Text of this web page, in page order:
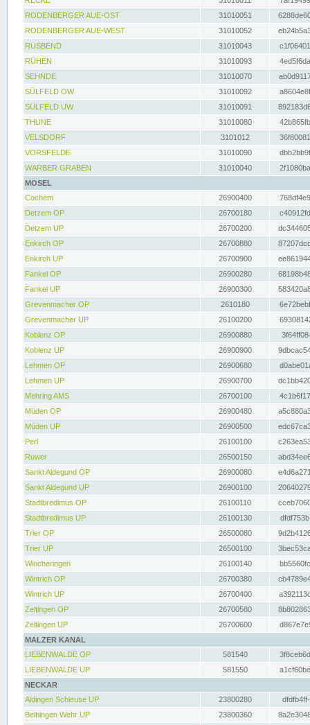
RODENBERGER AUE-OST
31010051
RODENBERGER AUE-WEST
31010052
RUSBEND
31010043
RÜHEN
31010093
SEHNDE
31010070
SÜLFELD OW
31010092
SÜLFELD UW
31010091
THUNE
31010080
VELSDORF
3101012
VORSFELDE
31010090
WARBER GRABEN
31010040
MOSEL
Cochem
26900400
Detzem OP
26700180
Detzem UP
26700200
Enkirch OP
26700880
Enkirch UP
26700900
Fankel OP
26900280
Fankel UP
26900300
Grevenmacher OP
2610180
Grevenmacher UP
26100200
Koblenz OP
26900880
Koblenz UP
26900900
Lehmen OP
26900680
Lehmen UP
26900700
Mehring AMS
26700100
Müden OP
26900480
Müden UP
26900500
Perl
26100100
Ruwer
26500150
Sankt Aldegund OP
26900080
Sankt Aldegund UP
26900100
Stadtbredimus OP
26100110
Stadtbredimus UP
26100130
Trier OP
26500080
Trier UP
26500100
Wincheringen
26100140
Wintrich OP
26700380
Wintrich UP
26700400
Zeltingen OP
26700580
Zeltingen UP
26700600
MALZER KANAL
LIEBENWALDE OP
581540
LIEBENWALDE UP
581550
NECKAR
Aldingen Schleuse UP
23800280
Beihingen Wehr UP
23800360